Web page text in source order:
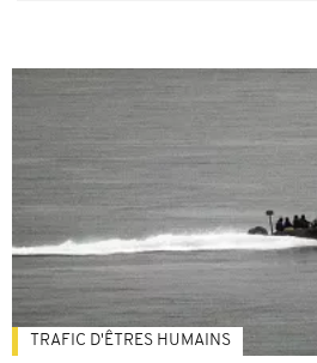
TRAFIC D'ÊTRES HUMAINS